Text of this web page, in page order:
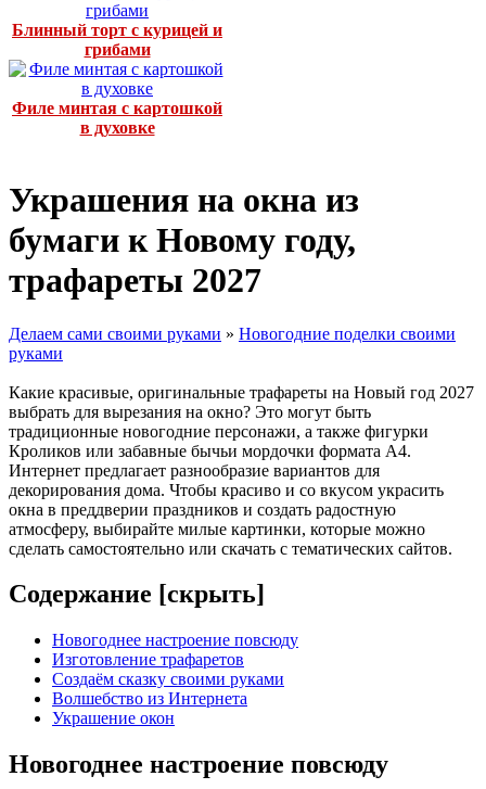
Блинный торт с курицей и
грибами
Филе минтая с картошкой
в духовке
Украшения на окна из
бумаги к Новому году,
трафареты 2027
Делаем сами своими руками » Новогодние поделки своими
руками
Какие красивые, оригинальные трафареты на Новый год 2027
выбрать для вырезания на окно? Это могут быть
традиционные новогодние персонажи, а также фигурки
Кроликов или забавные бычьи мордочки формата А4.
Интернет предлагает разнообразие вариантов для
декорирования дома. Чтобы красиво и со вкусом украсить
окна в преддверии праздников и создать радостную
атмосферу, выбирайте милые картинки, которые можно
сделать самостоятельно или скачать с тематических сайтов.
Содержание [скрыть]
Новогоднее настроение повсюду
Изготовление трафаретов
Создаём сказку своими руками
Волшебство из Интернета
Украшение окон
Новогоднее настроение повсюду